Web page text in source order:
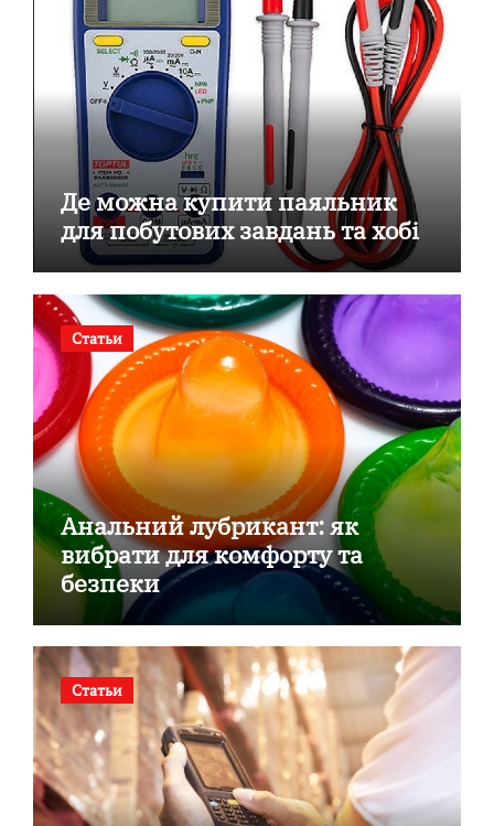
Де можна купити паяльник
для побутових завдань та хобі
Статьи
Анальний лубрикант: як
вибрати для комфорту та
безпеки
Статьи